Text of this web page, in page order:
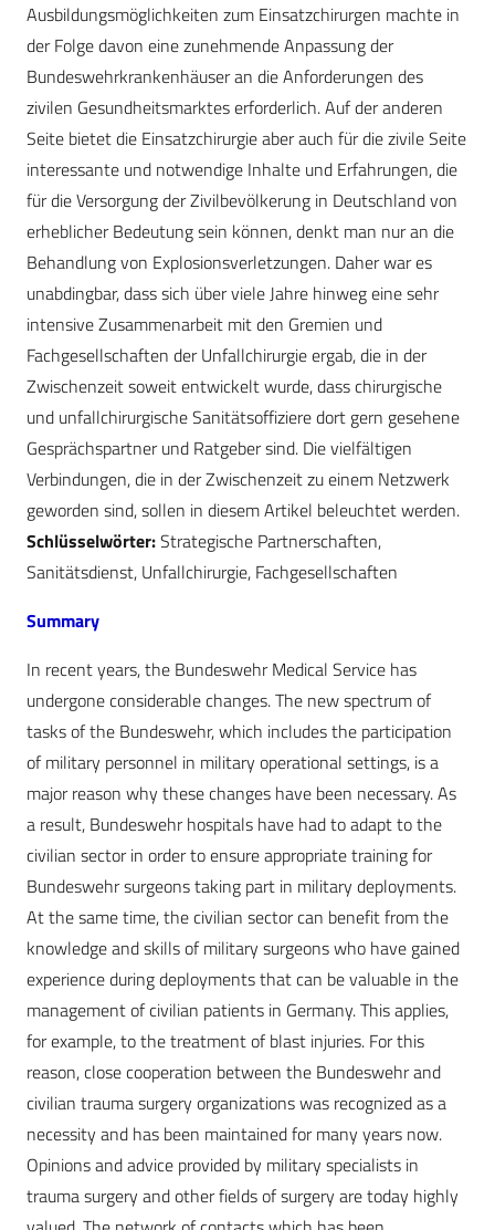
Ausbildungsmöglichkeiten zum Einsatzchirurgen machte in
der Folge davon eine zunehmende Anpassung der
Bundeswehrkrankenhäuser an die Anforderungen des
zivilen Gesundheitsmarktes erforderlich. Auf der anderen
Seite bietet die Einsatzchirurgie aber auch für die zivile Seite
interessante und notwendige Inhalte und Erfahrungen, die
für die Versorgung der Zivilbevölkerung in Deutschland von
erheblicher Bedeutung sein können, denkt man nur an die
Behandlung von Explosionsverletzungen. Daher war es
unabdingbar, dass sich über viele Jahre hinweg eine sehr
intensive Zusammenarbeit mit den Gremien und
Fachgesellschaften der Unfallchirurgie ergab, die in der
Zwischenzeit soweit entwickelt wurde, dass chirurgische
und unfallchirurgische Sanitätsoffiziere dort gern gesehene
Gesprächspartner und Ratgeber sind. Die vielfältigen
Verbindungen, die in der Zwischenzeit zu einem Netzwerk
geworden sind, sollen in diesem Artikel beleuchtet werden.
Schlüsselwörter:Strategische Partnerschaften,
Sanitätsdienst, Unfallchirurgie, Fachgesellschaften
Summary
In recent years, the Bundeswehr Medical Service has
undergone considerable changes. The new spectrum of
tasks of the Bundeswehr, which includes the participation
of military personnel in military operational settings, is a
major reason why these changes have been necessary. As
a result, Bundeswehr hospitals have had to adapt to the
civilian sector in order to ensure appropriate training for
Bundeswehr surgeons taking part in military deployments.
At the same time, the civilian sector can benefit from the
knowledge and skills of military surgeons who have gained
experience during deployments that can be valuable in the
management of civilian patients in Germany. This applies,
for example, to the treatment of blast injuries. For this
reason, close cooperation between the Bundeswehr and
civilian trauma surgery organizations was recognized as a
necessity and has been maintained for many years now.
Opinions and advice provided by military specialists in
trauma surgery and other fields of surgery are today highly